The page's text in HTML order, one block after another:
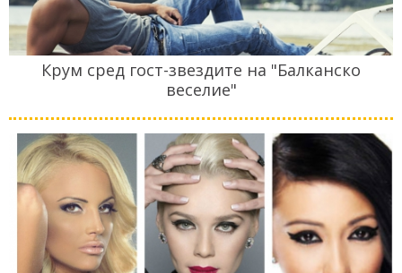
Крум сред гост-звездите на "Балканско
веселие"